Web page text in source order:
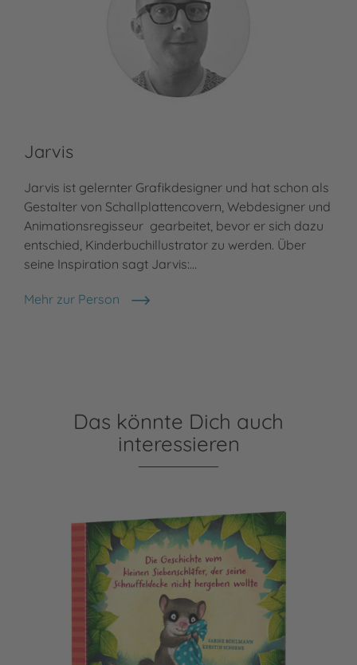
Jarvis
Jarvis ist gelernter Grafikdesigner und hat schon als
Gestalter von Schallplattencovern, Webdesigner und
Animationsregisseur gearbeitet, bevor er sich dazu
entschied, Kinderbuchillustrator zu werden. Über
seine Inspiration sagt Jarvis:…
Mehr zur Person
Jarvis
Das könnte Dich auch
interessieren
Der kleine Siebenschläfer 3: Die Geschichte vom kleinen